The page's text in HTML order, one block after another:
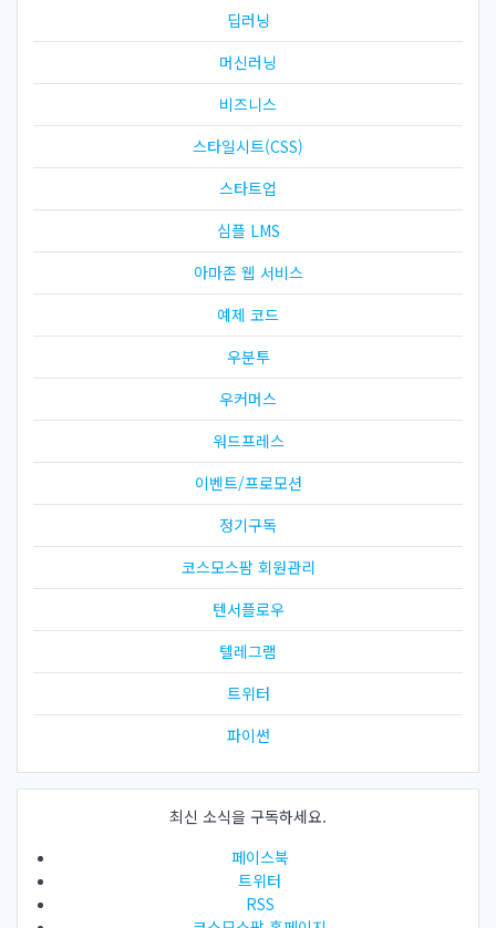
딥러닝
머신러닝
비즈니스
스타일시트(CSS)
스타트업
심플 LMS
아마존 웹 서비스
예제 코드
우분투
우커머스
워드프레스
이벤트/프로모션
정기구독
코스모스팜 회원관리
텐서플로우
텔레그램
트위터
파이썬
최신 소식을 구독하세요.
페이스북
트위터
RSS